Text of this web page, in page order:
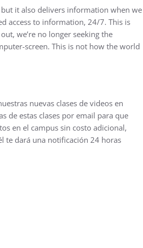
it also delivers information when we
access to information, 24/7. This is
we’re no longer seeking the
screen. This is not how the world
nuevas clases de videos en
de estas clases por email para que
en el campus sin costo adicional,
te dará una notificación 24 horas